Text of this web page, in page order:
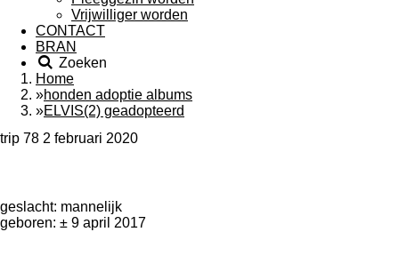
Vrijwilliger worden
CONTACT
BRAN
Zoeken
Home
»honden adoptie albums
»ELVIS(2) geadopteerd
trip 78 2 februari 2020
geslacht: mannelijk
geboren: ± 9 april 2017